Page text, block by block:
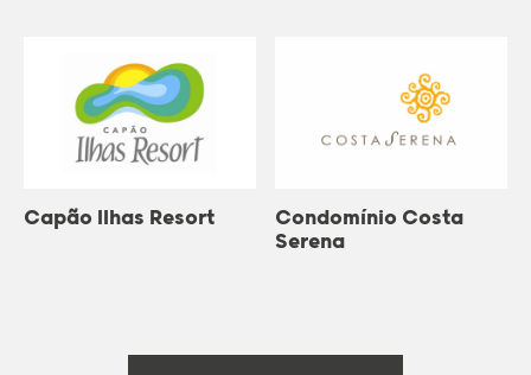
Capão Ilhas Resort
Condomínio Costa
Serena